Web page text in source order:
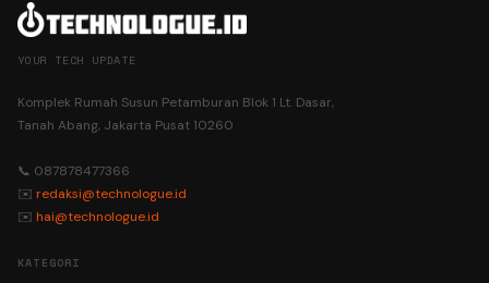
YOUR TECH UPDATE
Komplek Rumah Susun Petamburan Blok 1 Lt. Dasar,
Tanah Abang, Jakarta Pusat 10260
📞 087878477366
✉️ redaksi@technologue.id
✉️ hai@technologue.id
KATEGORI